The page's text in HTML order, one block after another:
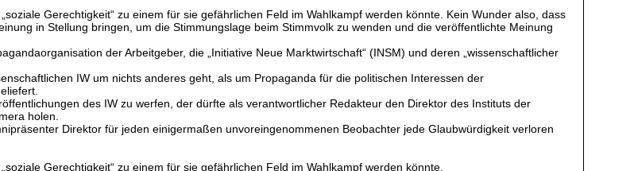
Gerechtigkeit“ zu einem für sie gefährlichen Feld im Wahlkampf werden könnte. Kein Wunder also, dass
in Stellung bringen, um die Stimmungslage beim Stimmvolk zu wenden und die veröffentlichte Meinung
der Arbeitgeber, die „Initiative Neue Marktwirtschaft“ (INSM) und deren „wissenschaftlicher
IW um nichts anderes geht, als um Propaganda für die politischen Interessen der
des IW zu werfen, der dürfte als verantwortlicher Redakteur den Direktor des Instituts der
holen.
Direktor für jeden einigermaßen unvoreingenommenen Beobachter jede Glaubwürdigkeit verloren
Gerechtigkeit“ zu einem für sie gefährlichen Feld im Wahlkampf werden könnte.